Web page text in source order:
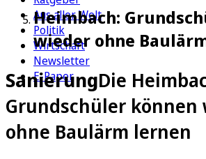
Aus aller Welt
Politik
Wirtschaft
Newsletter
E-Paper
Heimbach:
wieder ohne
SanierungDie
Grundschüler können
ohne Baulärm lernen